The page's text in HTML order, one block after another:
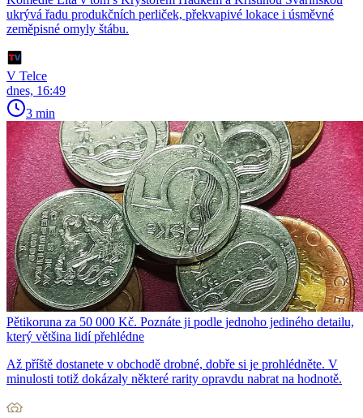
ukrývá řadu produkčních perliček, překvapivé lokace i úsměvné
zeměpisné omyly štábu.
V Telce
dnes, 16:49
3 min
Pětikoruna za 50 000 Kč. Poznáte ji podle jednoho jediného detailu,
který většina lidí přehlédne
Až příště dostanete v obchodě drobné, dobře si je prohlédněte. V
minulosti totiž dokázaly některé rarity opravdu nabrat na hodnotě.